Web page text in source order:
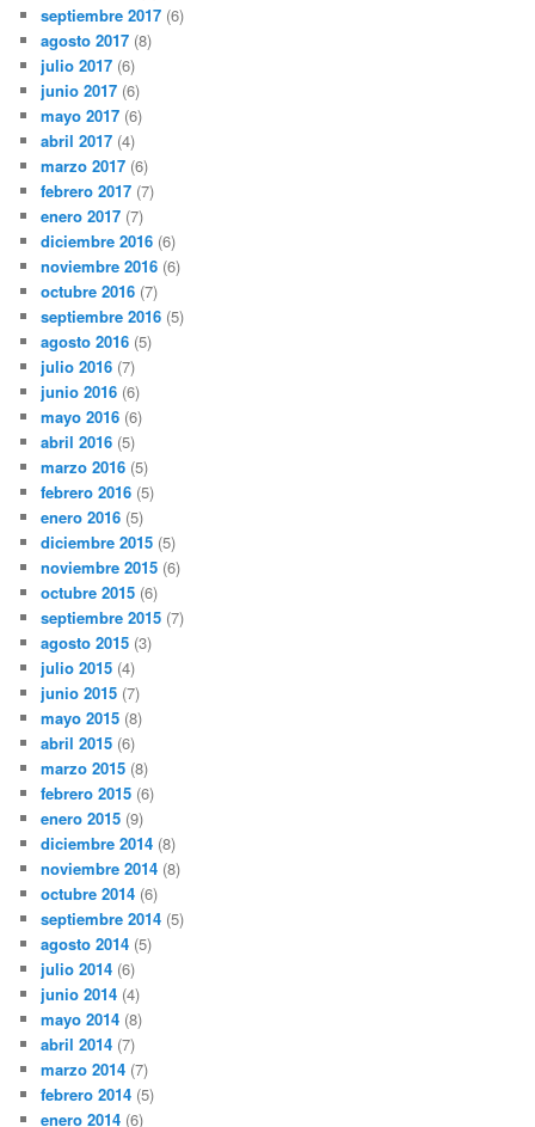
septiembre 2017 (6)
agosto 2017 (8)
julio 2017 (6)
junio 2017 (6)
mayo 2017 (6)
abril 2017 (4)
marzo 2017 (6)
febrero 2017 (7)
enero 2017 (7)
diciembre 2016 (6)
noviembre 2016 (6)
octubre 2016 (7)
septiembre 2016 (5)
agosto 2016 (5)
julio 2016 (7)
junio 2016 (6)
mayo 2016 (6)
abril 2016 (5)
marzo 2016 (5)
febrero 2016 (5)
enero 2016 (5)
diciembre 2015 (5)
noviembre 2015 (6)
octubre 2015 (6)
septiembre 2015 (7)
agosto 2015 (3)
julio 2015 (4)
junio 2015 (7)
mayo 2015 (8)
abril 2015 (6)
marzo 2015 (8)
febrero 2015 (6)
enero 2015 (9)
diciembre 2014 (8)
noviembre 2014 (8)
octubre 2014 (6)
septiembre 2014 (5)
agosto 2014 (5)
julio 2014 (6)
junio 2014 (4)
mayo 2014 (8)
abril 2014 (7)
marzo 2014 (7)
febrero 2014 (5)
enero 2014 (6)